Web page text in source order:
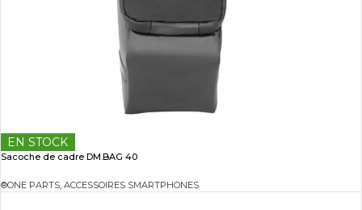
EN STOCK
Sacoche de cadre DM.BAG 40
®ONE PARTS, ACCESSOIRES SMARTPHONES